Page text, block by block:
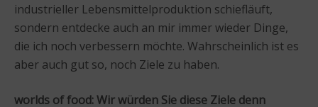
industrieller Lebensmittelproduktion schiefläuft,
sondern entdecke auch an mir immer wieder Dinge,
die ich noch verbessern möchte. Wahrscheinlich ist es
aber auch gut so, noch Ziele zu haben.
worlds of food: Wir würden Sie diese Ziele denn